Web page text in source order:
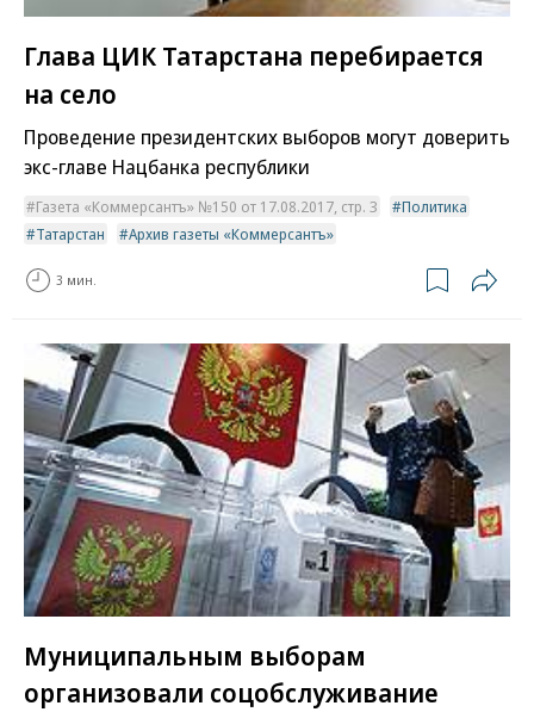
Глава ЦИК Татарстана перебирается
на село
Проведение президентских выборов могут доверить
экс-главе Нацбанка республики
Газета «Коммерсантъ» №150 от 17.08.2017, стр. 3
Политика
Татарстан
Архив газеты «Коммерсантъ»
3 мин.
Муниципальным выборам
организовали соцобслуживание